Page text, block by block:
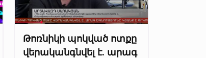
Թոռնիկի պոկված ոտքը
վերականգնվել է. արագ